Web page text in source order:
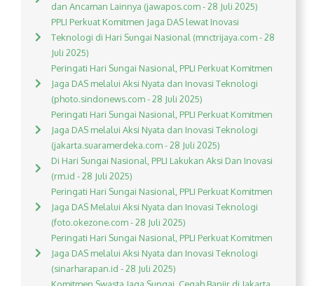
dan Ancaman Lainnya (jawapos.com - 28 Juli 2025)
PPLI Perkuat Komitmen Jaga DAS lewat Inovasi
Teknologi di Hari Sungai Nasional (mnctrijaya.com - 28
Juli 2025)
Peringati Hari Sungai Nasional, PPLI Perkuat Komitmen
Jaga DAS melalui Aksi Nyata dan Inovasi Teknologi
(photo.sindonews.com - 28 Juli 2025)
Peringati Hari Sungai Nasional, PPLI Perkuat Komitmen
Jaga DAS melalui Aksi Nyata dan Inovasi Teknologi
(jakarta.suaramerdeka.com - 28 Juli 2025)
Di Hari Sungai Nasional, PPLI Lakukan Aksi Dan Inovasi
(rm.id - 28 Juli 2025)
Peringati Hari Sungai Nasional, PPLI Perkuat Komitmen
Jaga DAS Melalui Aksi Nyata dan Inovasi Teknologi
(foto.okezone.com - 28 Juli 2025)
Peringati Hari Sungai Nasional, PPLI Perkuat Komitmen
Jaga DAS melalui Aksi Nyata dan Inovasi Teknologi
(sinarharapan.id - 28 Juli 2025)